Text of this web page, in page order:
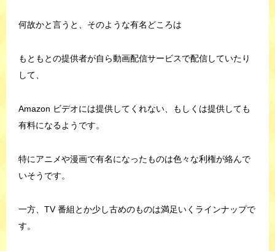
何故かと言うと、そのような有名どころは
もともとの提供者が自ら動画配信サービスで配信していたり
して、
Amazon ビデオには提供してくれない、もしくは提供しても
有料になるようです。
特にアニメや漫画で有名になったものは色々な利権が絡んで
いそうです。
一方、TV 番組とか少し古めのものは満足いくラインナップで
す。